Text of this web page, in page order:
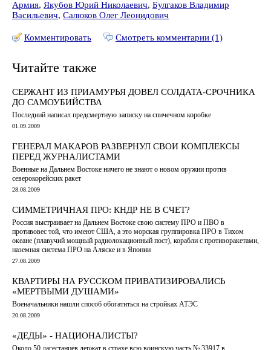
Армия, Якубов Юрий Николаевич, Булгаков Владимир
Васильевич, Салюков Олег Леонидович
Комментировать Смотреть комментарии (1)
Читайте также
СЕРЖАНТ ИЗ ПРИАМУРЬЯ ДОВЕЛ СОЛДАТА-СРОЧНИКА
ДО САМОУБИЙСТВА
Последний написал предсмертную записку на спичечном коробке
01.09.2009
ГЕНЕРАЛ МАКАРОВ РАЗВЕРНУЛ СВОИ КОМПЛЕКСЫ
ПЕРЕД ЖУРНАЛИСТАМИ
Военные на Дальнем Востоке ничего не знают о новом оружии против
северокорейских ракет
28.08.2009
СИММЕТРИЧНАЯ ПРО: КНДР НЕ В СЧЕТ?
Россия выстраивает на Дальнем Востоке свою систему ПРО и ПВО в
противовес той, что имеют США, а это морская группировка ПРО в Тихом
океане (плавучий мощный радиолокационный пост), корабли с противоракетами,
наземная система ПРО на Аляске и в Японии
27.08.2009
КВАРТИРЫ НА РУССКОМ ПРИВАТИЗИРОВАЛИСЬ
«МЕРТВЫМИ ДУШАМИ»
Военачальники нашли способ обогатиться на стройках АТЭС
20.08.2009
«ДЕДЫ» - НАЦИОНАЛИСТЫ?
Около 50 дагестанцев держат в страхе всю воинскую часть № 33917 в